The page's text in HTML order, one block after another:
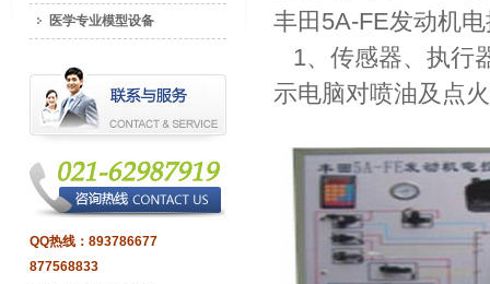
丰田5A-FE发动机
1、传感器、执行
示电脑对喷油及点
医学专业模型设备
QQ热线： 893786677
877568833